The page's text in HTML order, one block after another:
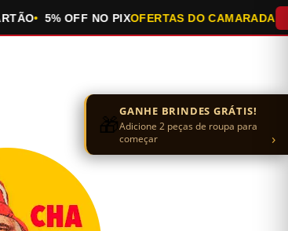
5% OFF NO PIXOFERTAS DO CAMARADA
🎁GANHE BRINDES GRÁTIS!
Adicione 2 peças de roupa para
começar
›